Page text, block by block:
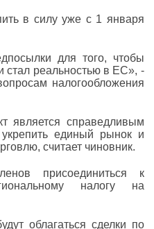
в силу уже с 1 января
для того, чтобы
стал реальностью в ЕС», -
налогообложения
является справедливым
единый рынок и
считает чиновник.
присоединиться к
налогу на
облагаться сделки по